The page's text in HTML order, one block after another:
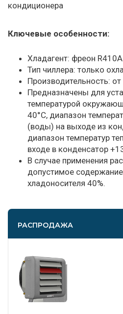
РАСПРОДАЖА
кондиционера
Ключевые особенности:
Хладагент: фреон
Тип чиллера: только
Производительность:
Предназначены для
температурой
40°C, диапазон
(воды) на выходе из
диапазон температур
входе в конденсатор
В случае применения
допустимое
хладоносителя 40%.